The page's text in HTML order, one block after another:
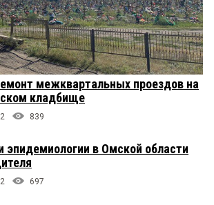
межквартальных проездов на
кладбище
2 839
эпидемиологии в Омской области
2 697